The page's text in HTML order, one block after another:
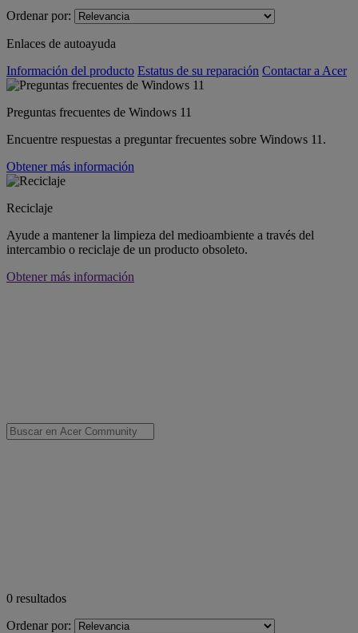
Ordenar por:
Enlaces de autoayuda
Información del producto Estatus de su reparación Contactar a Acer
Preguntas frecuentes de Windows 11
Encuentre respuestas a preguntar frecuentes sobre Windows 11.
Obtener más información
Reciclaje
Ayude a mantener la limpieza del medioambiente a través del
intercambio o reciclaje de un producto obsoleto.
Obtener más información
0 resultados
Ordenar por: